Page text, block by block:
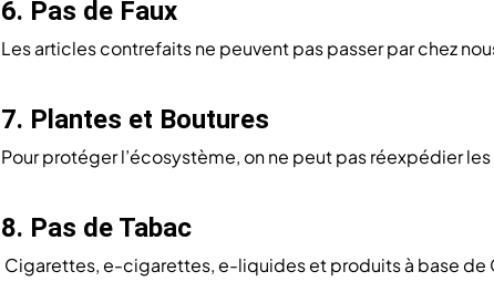
6. Pas de Faux
Les articles contrefaits ne peuvent pas passer par chez
7. Plantes et Boutures
Pour protéger l’écosystème, on ne peut pas réexpédier
8. Pas de Tabac
Cigarettes, e-cigarettes, e-liquides et produits à base de